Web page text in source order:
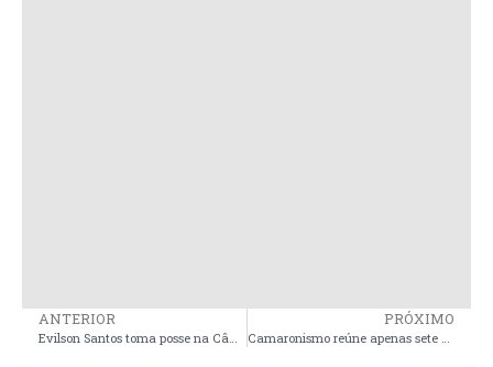
ANTERIOR
Evilson Santos toma posse na Câmara Municipal de Pinheiro para integrar a base aliada do prefeito André da Ralpnet
PRÓXIMO
Camaronismo reúne apenas sete parlamentares na Assembleia Legislativa